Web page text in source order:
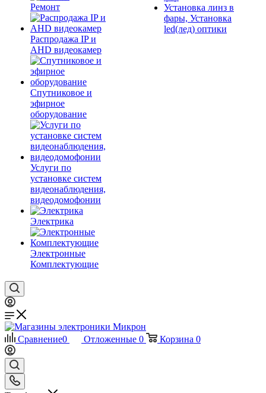
Ремонт
Распродажа IP и
AHD видеокамер
Спутниковое и
эфирное
оборудование
Услуги по
установке систем
видеонаблюдения,
видеодомофонии
Электрика
Электронные
Комплектующие
Установка линз в
фары, Установка
led(лед) оптики
Сравнение0 Отложенные 0 Корзина 0